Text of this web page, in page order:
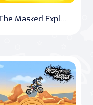
The Masked Explorer: Tomb of the Mark 2